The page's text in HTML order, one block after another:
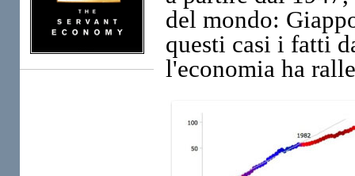
del mondo:
questi casi i fatti
l'economia ha